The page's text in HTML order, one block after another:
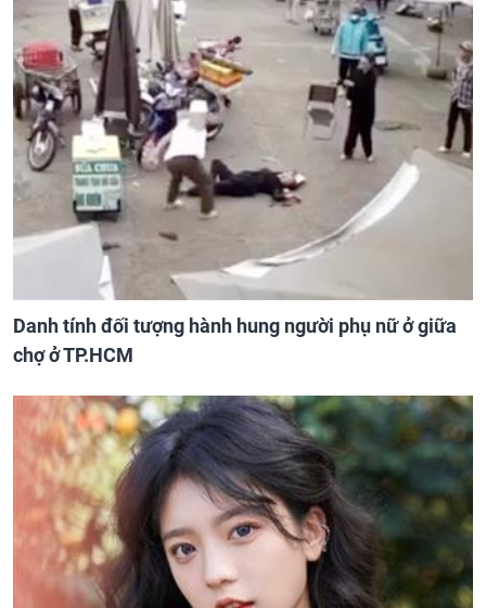
Danh tính đối tượng hành hung người phụ nữ ở giữa
chợ ở TP.HCM